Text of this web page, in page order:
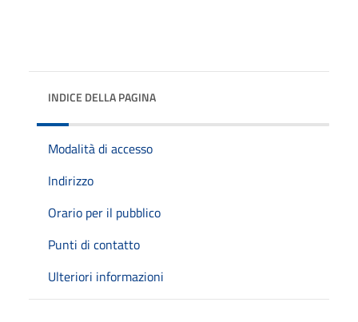
INDICE DELLA PAGINA
Modalità di accesso
Indirizzo
Orario per il pubblico
Punti di contatto
Ulteriori informazioni